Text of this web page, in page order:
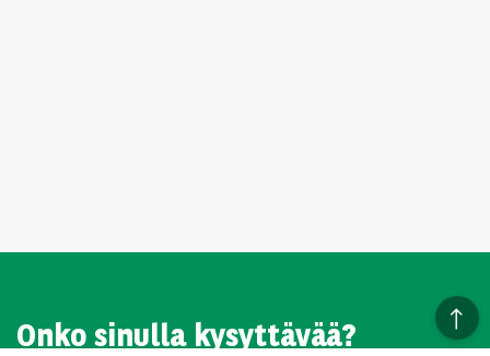
Onko sinulla kysyttävää?